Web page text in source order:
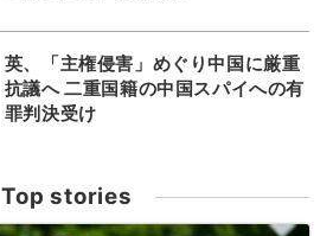
英、「主権侵害」めぐり中国に厳重
抗議へ 二重国籍の中国スパイへの有
罪判決受け
Top stories